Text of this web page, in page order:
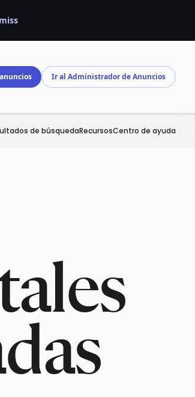
Ir al Administrador de Anuncios
de búsquedaRecursosCentro de ayuda